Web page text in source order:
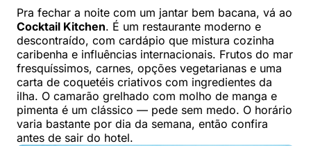
Pra fechar a noite com um jantar bem bacana, vá ao
Cocktail Kitchen. É um restaurante moderno e
descontraído, com cardápio que mistura cozinha
caribenha e influências internacionais. Frutos do mar
fresquíssimos, carnes, opções vegetarianas e uma
carta de coquetéis criativos com ingredientes da
ilha. O camarão grelhado com molho de manga e
pimenta é um clássico — pede sem medo. O horário
varia bastante por dia da semana, então confira
antes de sair do hotel.